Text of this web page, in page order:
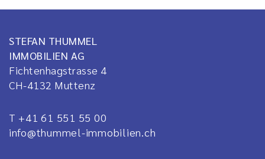
STEFAN THUMMEL
IMMOBILIEN AG
Fichtenhagstrasse 4
CH-4132 Muttenz
T +41 61 551 55 00
info@thummel-immobilien.ch